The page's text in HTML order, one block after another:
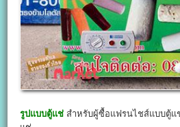
รูปแบบตู้แช่ สำหรับผู้ซื้อแฟรนไชส์แบบตู้แ